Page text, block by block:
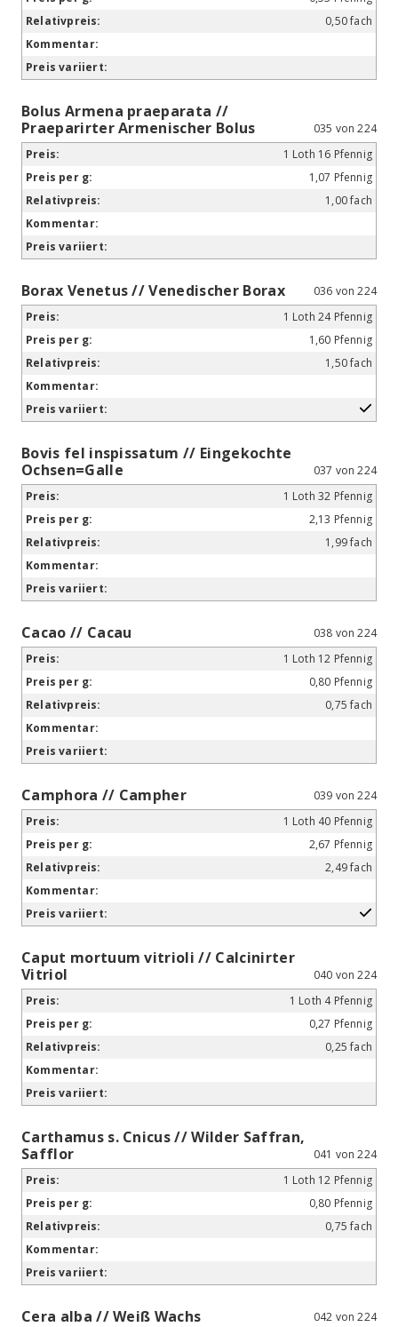
0,50 fach
Bolus Armena praeparata //
Praeparirter Armenischer Bolus
035 von 224
1 Loth 16 Pfennig
1,07 Pfennig
1,00 fach
Borax Venetus // Venedischer Borax
036 von 224
1 Loth 24 Pfennig
1,60 Pfennig
1,50 fach
Bovis fel inspissatum // Eingekochte
Ochsen=Galle
037 von 224
1 Loth 32 Pfennig
2,13 Pfennig
1,99 fach
Cacao // Cacau
038 von 224
1 Loth 12 Pfennig
0,80 Pfennig
0,75 fach
Camphora // Campher
039 von 224
1 Loth 40 Pfennig
2,67 Pfennig
2,49 fach
Caput mortuum vitrioli // Calcinirter
Vitriol
040 von 224
1 Loth 4 Pfennig
0,27 Pfennig
0,25 fach
Carthamus s. Cnicus // Wilder Saffran,
Safflor
041 von 224
1 Loth 12 Pfennig
0,80 Pfennig
0,75 fach
Cera alba // Weiß Wachs
042 von 224